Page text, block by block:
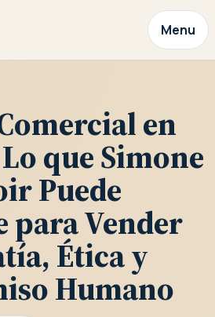
Menu
en
que Simone
Puede
para Vender
Ética y
Humano